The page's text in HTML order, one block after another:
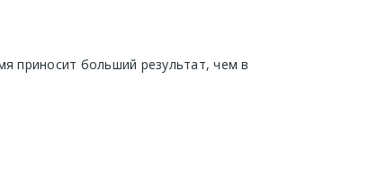
приносит больший результат, чем в